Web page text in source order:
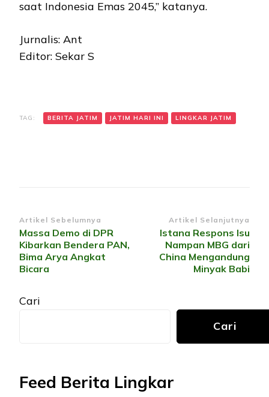
saat Indonesia Emas 2045,” katanya.
Jurnalis: Ant
Editor: Sekar S
TAG: BERITA JATIM JATIM HARI INI LINGKAR JATIM
Navigasi
Artikel
Artikel Sebelumnya
Massa Demo di DPR
Kibarkan Bendera PAN,
Bima Arya Angkat
Bicara
Artikel Selanjutnya
Istana Respons Isu
Nampan MBG dari
China Mengandung
Minyak Babi
Cari
Cari
Feed Berita Lingkar